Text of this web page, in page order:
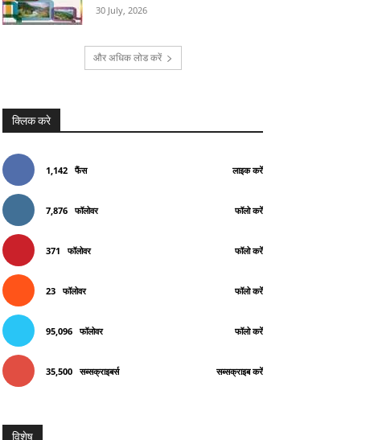
30 July, 2026
और अधिक लोड करें
क्लिक करे
1,142 फैंस लाइक करें
7,876 फॉलोवर फॉलो करें
371 फॉलोवर फॉलो करें
23 फॉलोवर फॉलो करें
95,096 फॉलोवर फॉलो करें
35,500 सब्सक्राइबर्स सब्सक्राइब करें
विशेष